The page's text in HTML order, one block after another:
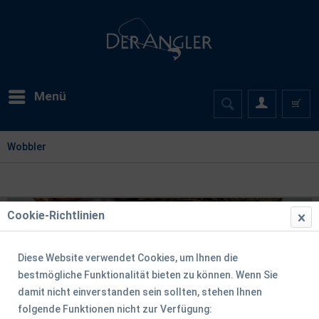
Menü
Wobbler
Cookie-Richtlinien
Diese Website verwendet Cookies, um Ihnen die
bestmögliche Funktionalität bieten zu können. Wenn Sie
damit nicht einverstanden sein sollten, stehen Ihnen
folgende Funktionen nicht zur Verfügung: